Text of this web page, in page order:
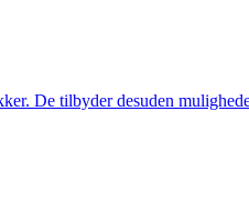
De tilbyder desuden